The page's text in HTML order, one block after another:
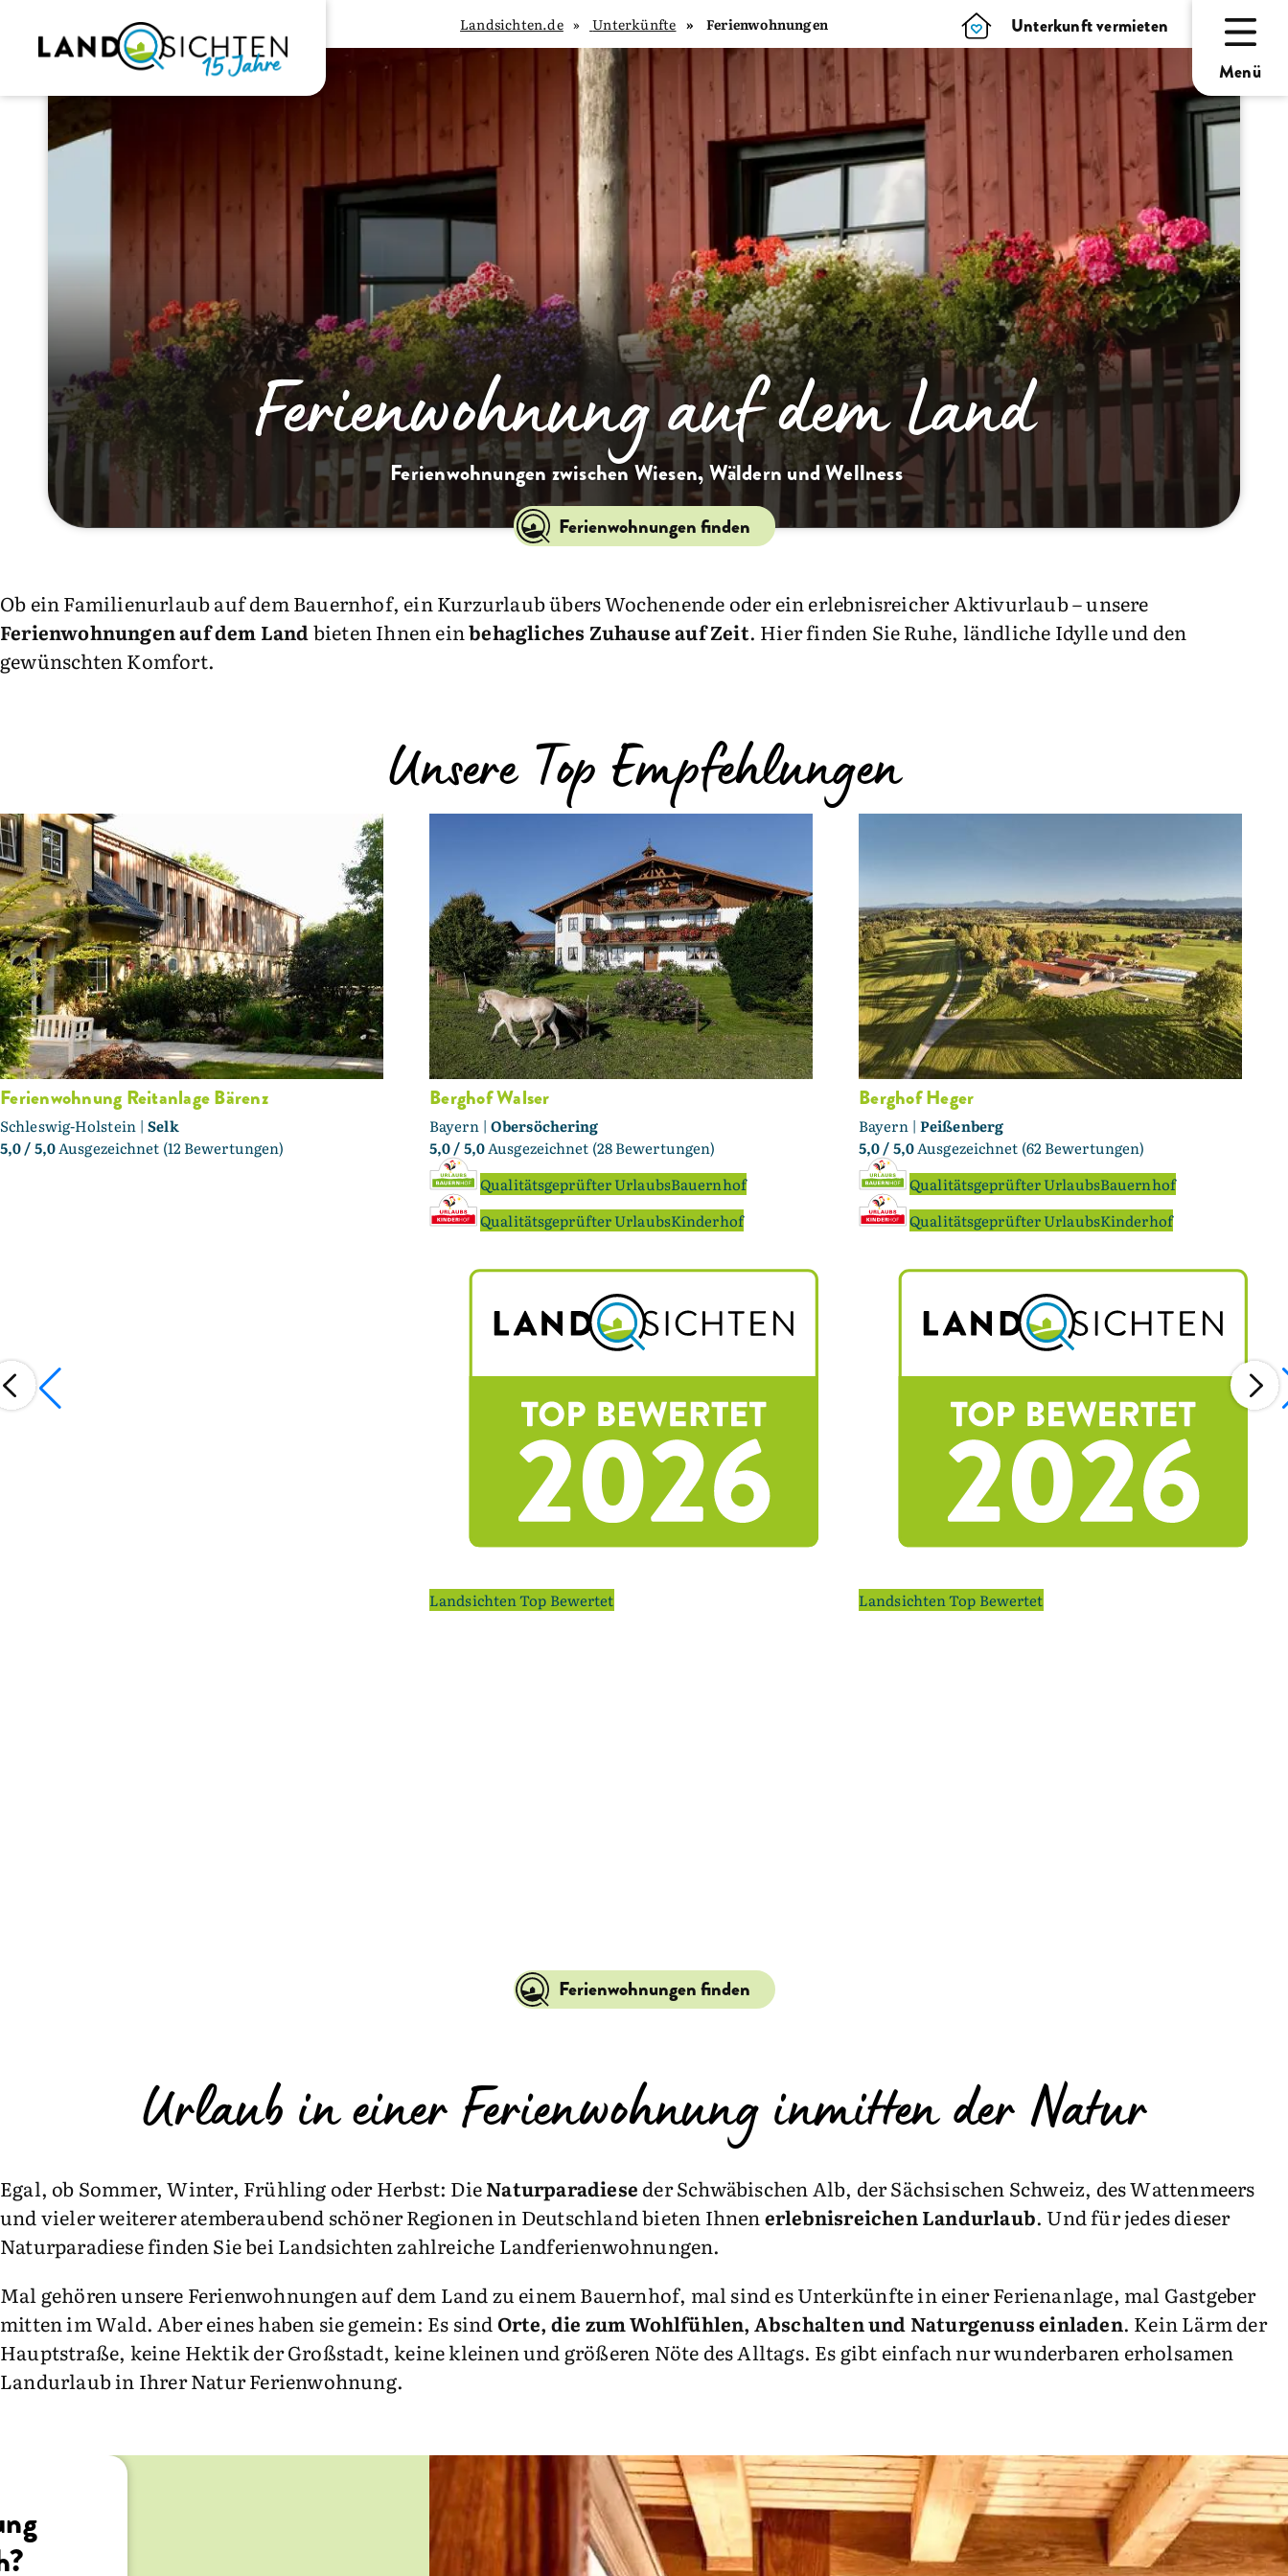
Ferienwohnungen
Unterkünfte
Landsichten.de
Unterkunft vermieten
Menü
Ferienwohnung auf dem Land
Ferienwohnungen zwischen Wiesen, Wäldern und Wellness
Ferienwohnungen finden
Ob ein Familienurlaub auf dem Bauernhof, ein Kurzurlaub übers Wochenende oder ein erlebnisreicher Aktivurlaub – unsere
Ferienwohnungen auf dem Landbieten Ihnen einbehagliches Zuhause auf Zeit. Hier finden Sie Ruhe, ländliche Idylle und den
gewünschten Komfort.
Unsere Top Empfehlungen
Ferienwohnung Reitanlage Bärenz
Schleswig-Holstein |Selk
5,0/ 5,0Ausgezeichnet (12 Bewertungen)
Berghof Walser
Bayern | Obersöchering
5,0/ 5,0Ausgezeichnet (28 Bewertungen)
Qualitätsgeprüfter UrlaubsBauernhof
Qualitätsgeprüfter UrlaubsKinderhof
Landsichten Top Bewertet
Berghof Heger
Bayern | Peißenberg
5,0/ 5,0Ausgezeichnet (62 Bewertungen)
Qualitätsgeprüfter UrlaubsBauernhof
Qualitätsgeprüfter UrlaubsKinderhof
Landsichten Top Bewertet
Ferienwohnungen finden
Urlaub in einer Ferienwohnung inmitten der Natur
Egal, ob Sommer, Winter, Frühling oder Herbst: DieNaturparadiese der Schwäbischen Alb, der Sächsischen Schweiz, des Wattenmeers
und vieler weiterer atemberaubend schöner Regionen in Deutschland bieten Ihnen erlebnisreichen Landurlaub. Und für jedes dieser
Naturparadiese finden Sie bei Landsichten zahlreiche Landferienwohnungen.
Mal gehören unsere Ferienwohnungen auf dem Land zu einem Bauernhof, mal sind es Unterkünfte in einer Ferienanlage, mal Gastgeber
mitten im Wald. Aber eines haben sie gemein: Es sind Orte, die zum Wohlfühlen, Abschalten und Naturgenuss einladen. Kein Lärm der
Hauptstraße, keine Hektik der Großstadt, keine kleinen und größeren Nöte des Alltags. Es gibt einfach nur wunderbaren erholsamen
Landurlaub in Ihrer Natur Ferienwohnung.
auf